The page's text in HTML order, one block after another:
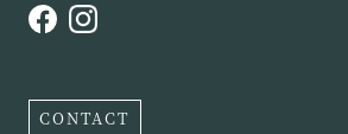
CONTACT